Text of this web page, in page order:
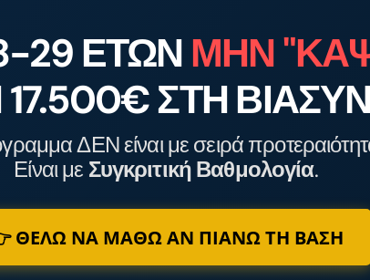
29 ΕΤΏΝ ΜΗΝ
ΣΤΗ
ΔΕΝ είναι με σειρά
Είναι με Συγκριτική Βαθμολογία.
ΘΕΛΩ ΝΑ ΜΑΘΩ ΑΝ ΠΙΑΝΩ ΤΗ ΒΑΣΗ